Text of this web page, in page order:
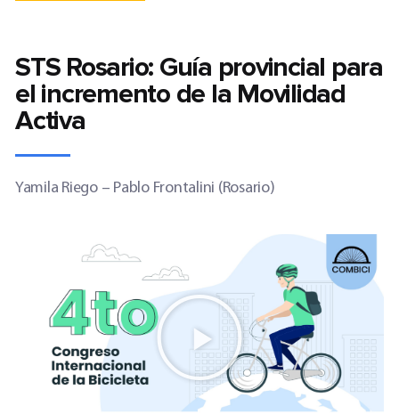
STS Rosario: Guía provincial para
el incremento de la Movilidad
Activa
Yamila Riego – Pablo Frontalini (Rosario)